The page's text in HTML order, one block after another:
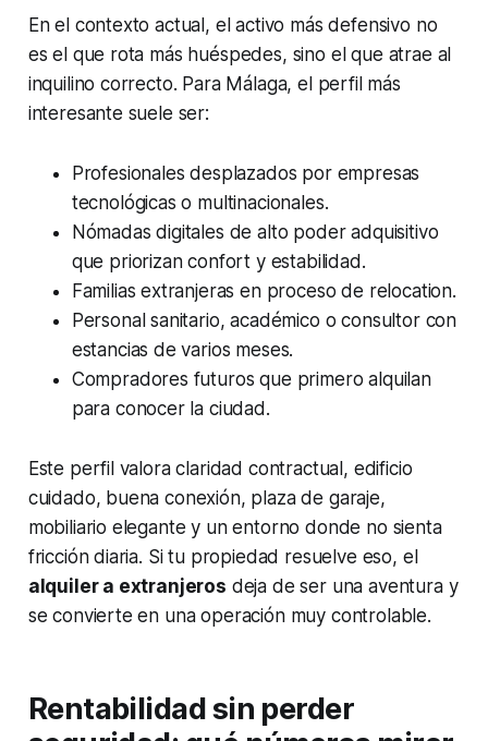
En el contexto actual, el activo más defensivo no
es el que rota más huéspedes, sino el que atrae al
inquilino correcto. Para Málaga, el perfil más
interesante suele ser:
Profesionales desplazados por empresas
tecnológicas o multinacionales.
Nómadas digitales de alto poder adquisitivo
que priorizan confort y estabilidad.
Familias extranjeras en proceso de relocation.
Personal sanitario, académico o consultor con
estancias de varios meses.
Compradores futuros que primero alquilan
para conocer la ciudad.
Este perfil valora claridad contractual, edificio
cuidado, buena conexión, plaza de garaje,
mobiliario elegante y un entorno donde no sienta
fricción diaria. Si tu propiedad resuelve eso, el
alquiler a extranjeros deja de ser una aventura y
se convierte en una operación muy controlable.
Rentabilidad sin perder